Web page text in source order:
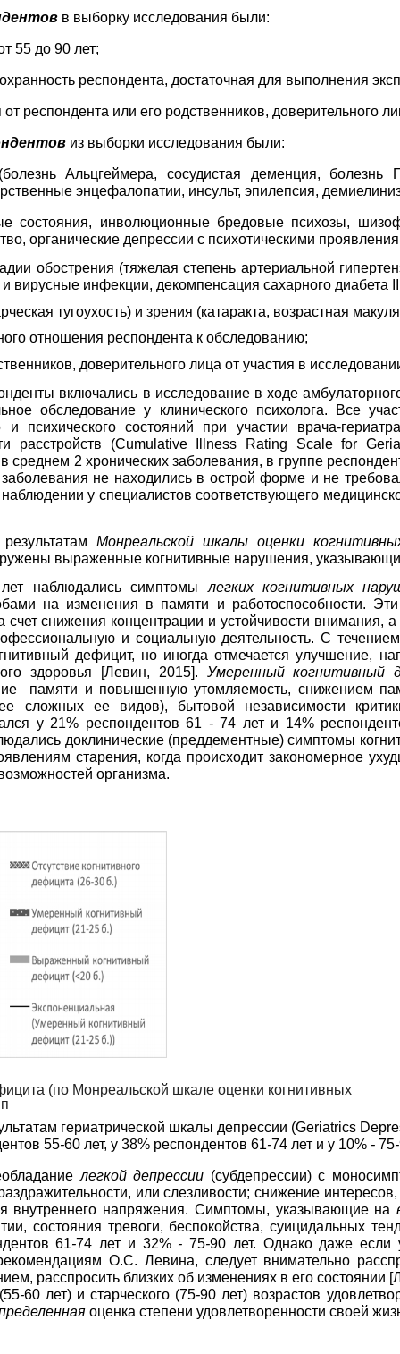
в выборку исследования были:
55 до 90 лет;
респондента, достаточная для выполнения
респондента или его родственников, доверительного
из выборки исследования были:
Альцгеймера, сосудистая деменция, болезнь
энцефалопатии, инсульт, эпилепсия,
состояния, инволюционные бредовые психозы,
органические депрессии с психотическими
обострения (тяжелая степень артериальной
вирусные инфекции, декомпенсация сахарного диабета
тугоухость) и зрения (катаракта, возрастная
отношения респондента к обследованию;
доверительного лица от участия в
включались в исследование в ходе
обследование у клинического психолога. Все
психического состояний при участии врача-
расстройств (Cumulative Illness Rating Scale for
среднем 2 хронических заболевания, в группе
не находились в острой форме и не
у специалистов соответствующего
Монреальской шкалы оценки
выраженные когнитивные нарушения,
наблюдались симптомы легких когнитивных
на изменения в памяти и работоспособности.
снижения концентрации и устойчивости внимания,
и социальную деятельность. С
дефицит, но иногда отмечается улучшение,
здоровья
[Левин, 2015]. Умеренный когнитивный
памяти и повышенную утомляемость, снижением
сложных ее видов), бытовой независимости
у 21% респондентов61 -74 лет и 14%
доклинические (преддементные) симптомы
старения, когда происходит закономерное
организма.
(по Монреальской шкале оценки когнитивных
гериатрической шкалы депрессии (Geriatrics
55-60 лет, у 38% респондентов 61-74 лет и у 10% -75-
легкой депрессии (субдепрессии) с
или слезливости; снижение интересов,
внутреннего напряжения. Симптомы, указывающие на
состояния тревоги, беспокойства, суицидальных
61-74 лет и 32% - 75-90 лет. Однако даже если
О.С. Левина, следует внимательно
расспросить близких об изменениях в его состоянии [
-60 лет) и старческого (75-90 лет) возрастов
оценка степени удовлетворенности своей